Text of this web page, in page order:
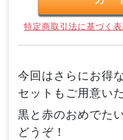
特定商取引法に基づく
今回はさらにお得
セットもご用意い
黒と赤のおめでた
どうぞ！